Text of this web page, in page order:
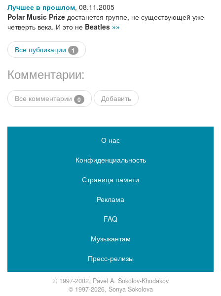
Лучшее в прошлом, 08.11.2005
Polar Music Prize достанется группе, не существующей уже
четверть века. И это не Beatles »»
Все публикации 1
Комментарии:
Все комментарии 0 Добавить
О нас
Конфиденциальность
Страница памяти
Реклама
FAQ
Музыкантам
Пресс-релизы
© 1997-2002, Pavel A. Sokolov-Khodakov
© 1997-2026, Sonya Sokolova